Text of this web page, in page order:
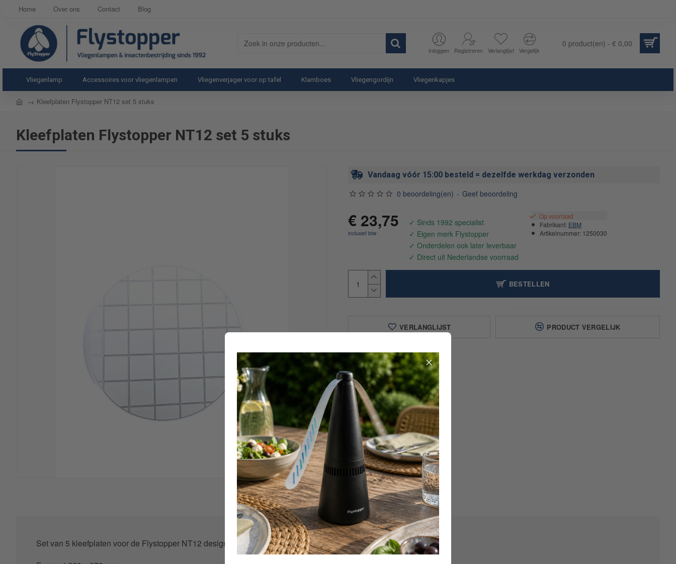
Home Over ons Contact Blog
Zoek
onze
producten...
Inloggen Registreren Verlanglijst Vergelijk
0 product(en) - € 0,00
Vliegenlamp Accessoires voor vliegenlampen Vliegenverjager voor op tafel Klamboes Vliegengordijn Vliegenkapjes
homeKleefplaten Flystopper NT12 set 5 stuks
Kleefplaten Flystopper NT12 set 5 stuks
Vandaag vóór 15:00 besteld = dezelfde werkdag verzonden
0 beoordeling(en) - Geef beoordeling
€ 23,75
Op voorraad
Fabrikant: EBM
Artikelnummer: 1250030
BESTELLEN
VERLANGLIJST PRODUCT VERGELIJK
OMSCHRIJVING SPECIFICATIES REVIEWS
Set van 5 kleefplaten voor de Flystopper NT12 design vliegenlamp